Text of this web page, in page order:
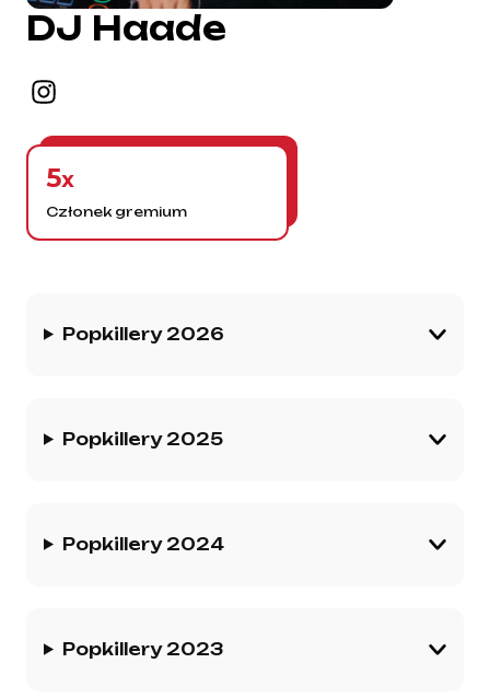
DJ Haade
5x
Członek gremium
Popkillery 2026
Popkillery 2025
Popkillery 2024
Popkillery 2023